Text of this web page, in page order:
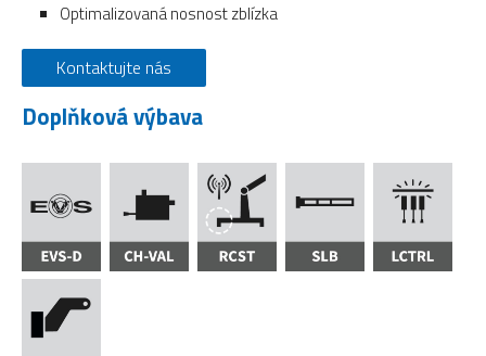
Optimalizovaná nosnost zblízka
Kontaktujte nás
Doplňková výbava